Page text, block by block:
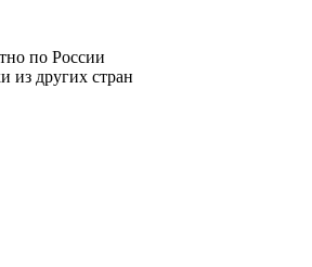
по России
из других стран